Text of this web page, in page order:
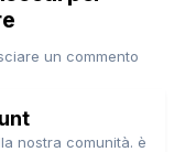
un commento
nostra comunità. è